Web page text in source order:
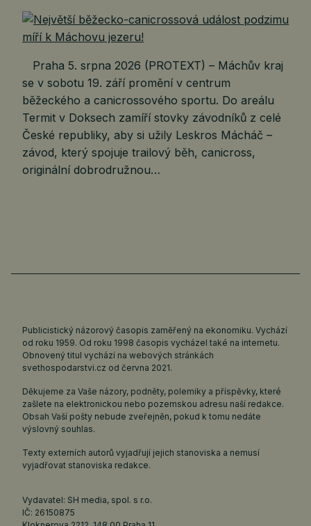
Praha 5. srpna 2026 (PROTEXT) – Máchův kraj
se v sobotu 19. září promění v centrum
běžeckého a canicrossového sportu. Do areálu
Termit v Doksech zamíří stovky závodníků z celé
České republiky, aby si užily Leskros Mácháč –
závod, který spojuje trailový běh, canicross,
originální dobrodružnou…
Publicistický názorový časopis zaměřený na ekonomiku. Vychází
od roku 1959. Od roku 1998 časopis vycházel také na internetu.
Obnovený titul vychází na webových stránkách
svethospodarstvi.cz od června 2021.
Děkujeme za Vaše názory, podněty, polemiky a příspěvky, které
zašlete na elektronickou nebo pozemskou adresu naší redakce.
Obsah Vaší pošty nebude zveřejněn, pokud k tomu nedáte
výslovný souhlas.
Texty externích autorů vyjadřují jejich stanoviska a nemusí
vyjadřovat stanoviska redakce.
Vydavatel: SH media, spol. s r.o.
IČ: 26150875